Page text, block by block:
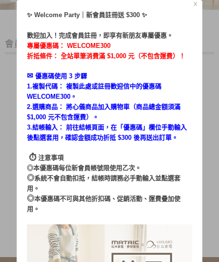
會員登入
帳號：
密碼：
X
✨ Welcome Party｜新會員註冊送 $300 ✨
歡迎加入！完成會員註冊，即享有新朋友專屬優惠。
專屬優惠碼： WELCOME300
折抵條件： 全站單筆消費滿 $1,000 元（不包含運費）！
✉︎ 優惠碼使用 3 步驟
1.複製代碼： 複製此處或註冊歡迎信中的優惠碼
WELCOME300。
2.選購商品： 將心儀商品加入購物車（商品總金額須滿
$1,000 元不包含運費）。
3.結帳輸入： 前往結帳頁面，在「優惠碼 」欄位手動輸入
後點選套用，確認金額成功折抵 $300 後再送出訂單。
⏱︎ 注意事項
◎本優惠碼每位新會員帳號限使用乙次。
◎系統不會自動扣抵，結帳時請務必手動輸入並點選套
用。
◎本優惠碼不可與其他折扣碼、促銷活動、運費疊加使
用。